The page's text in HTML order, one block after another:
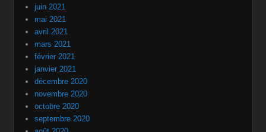
juin 2021
mai 2021
avril 2021
mars 2021
février 2021
janvier 2021
décembre 2020
novembre 2020
octobre 2020
septembre 2020